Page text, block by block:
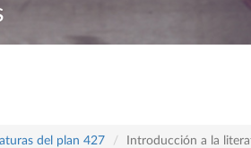
del plan 427 Introducción a la